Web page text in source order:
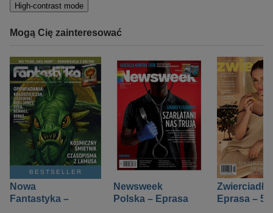
High-contrast mode
Mogą Cię zainteresować
BESTSELLER
Nowa
Fantastyka –
Newsweek
Polska – Eprasa
Zwierciadło
Eprasa – 5/